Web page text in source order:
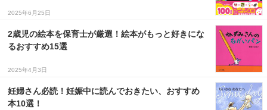
出産
子育て・育児
２歳児
2025年6月25日
2歳児の絵本を保育士が厳選！絵本がもっと好きにな
るおすすめ15選
2025年4月3日
妊婦さん必読！妊娠中に読んでおきたい、おすすめ
本10選！